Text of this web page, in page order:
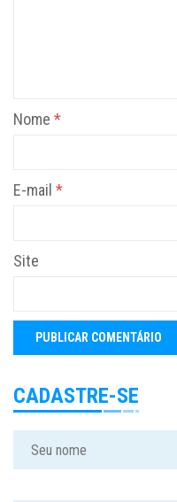
Nome *
E-mail *
Site
CADASTRE-SE